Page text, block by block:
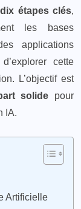
dix étapes clés,
les bases
applications
cette
L’objectif est
solide pour
IA.
Artificielle